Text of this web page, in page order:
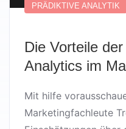
PRÄDIKTIVE ANALYTIK
Die Vorteile
Analytics im
Mit hilfe
Marketingfachleute